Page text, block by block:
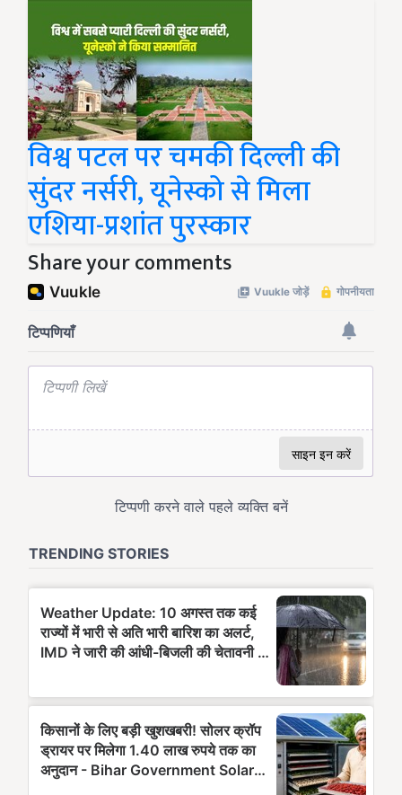
विश्व पटल पर चमकी दिल्ली की
सुंदर नर्सरी, यूनेस्को से मिला
एशिया-प्रशांत पुरस्कार
Share your comments